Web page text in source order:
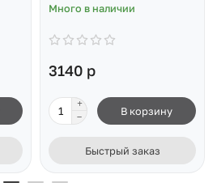
Много в наличии
3140 р
В корзину
Быстрый заказ